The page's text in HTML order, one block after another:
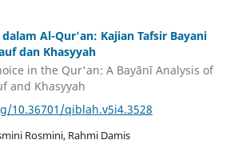
Al-Qur'an: Kajian Tafsir Bayani
dan Khasyyah
in the Qur'an: A Bayānī Analysis of
and Khasyyah
10.36701/qiblah.v5i4.3528
Rosmini, Rahmi Damis